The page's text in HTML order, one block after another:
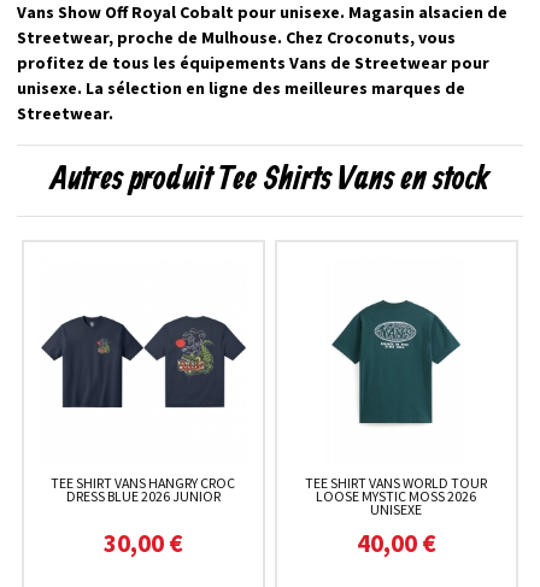
Vans Show Off Royal Cobalt pour unisexe. Magasin alsacien de
Streetwear, proche de Mulhouse. Chez Croconuts, vous
profitez de tous les équipements Vans de Streetwear pour
unisexe. La sélection en ligne des meilleures marques de
Streetwear.
Autres produit Tee Shirts Vans en stock
TEE SHIRT VANS HANGRY CROC
DRESS BLUE 2026 JUNIOR
30,00 €
TEE SHIRT VANS WORLD TOUR
LOOSE MYSTIC MOSS 2026
UNISEXE
40,00 €